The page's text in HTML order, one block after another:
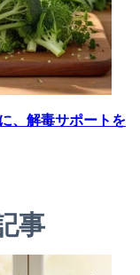
、解毒サポートを
事